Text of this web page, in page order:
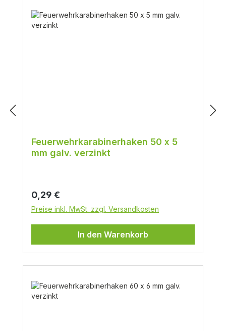
Feuerwehrkarabinerhaken 50 x 5
mm galv. verzinkt
Regulärer Preis:
0,29 €
Preise inkl. MwSt. zzgl. Versandkosten
In den Warenkorb